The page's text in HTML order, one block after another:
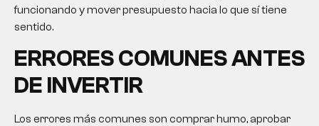
funcionando y mover presupuesto hacia lo que sí tiene
sentido.
ERRORES COMUNES ANTES
DE INVERTIR
Los errores más comunes son comprar humo, aprobar